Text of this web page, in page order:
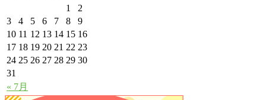
« 7月
1
2
3
4 5 6 7 8
9
10 11 12 13 14 15 16
17 18 19 20 21 22 23
24 25 26 27 28 29 30
31